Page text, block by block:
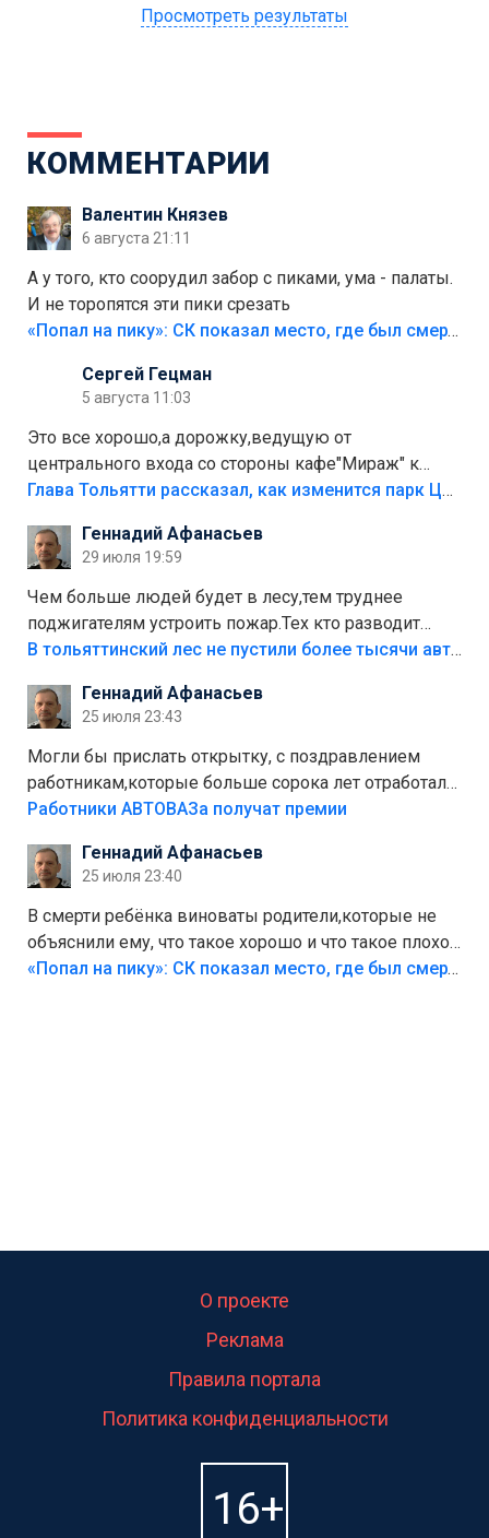
Просмотреть результаты
КОММЕНТАРИИ
Валентин Князев
6 августа 21:11
А у того, кто соорудил забор с пиками, ума - палаты.
И не торопятся эти пики срезать
«Попал на пику»: СК показал место, где был смертельно травмирован ребенок в Тольятти
Сергей Гецман
5 августа 11:03
Это все хорошо,а дорожку,ведущую от
центрального входа со стороны кафе"Мираж" к
аттракционам слабо доделать?А то бордюры
лежала в парке и испортилась.Да еще,видимо,часть
украли.
Глава Тольятти рассказал, как изменится парк Центрального района
Геннадий Афанасьев
29 июля 19:59
Чем больше людей будет в лесу,тем труднее
поджигателям устроить пожар.Тех кто разводит
костры,тех надо безбожно штрафовать.Камер полно
Штрафы мизерные.
В тольяттинский лес не пустили более тысячи автомобилей
Геннадий Афанасьев
25 июля 23:43
Могли бы прислать открытку, с поздравлением
работникам,которые больше сорока лет отработали
на предприятии.
Работники АВТОВАЗа получат премии
Геннадий Афанасьев
25 июля 23:40
В смерти ребёнка виноваты родители,которые не
объяснили ему, что такое хорошо и что такое плохо!
Лезть через такой забор,верх безумия,есть же
«Попал на пику»: СК показал место, где был смертельно травмирован ребенок в Тольятти
О проекте
Реклама
Правила портала
Политика конфиденциальности